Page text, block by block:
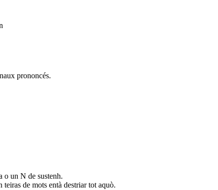
prononcés.
o un N de sustenh.
teiras de mots entà destriar tot aquò.